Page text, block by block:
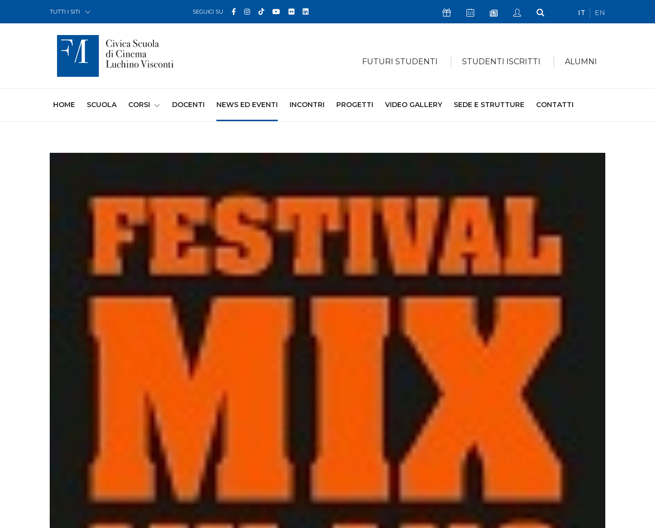
TUTTI I SITI SEGUICI SU Facebook
Instagram
TikTokYouTube
FlickrLinkedin Icona SostieniciIcona Calendario Eventi
Icona Newsletter
Icona My Civica
Icona Cerca
IT EN
FUTURI STUDENTI STUDENTI ISCRITTI ALUMNI
HOME (CURRENT)
SCUOLA CORSI DOCENTI NEWS ED EVENTI INCONTRI PROGETTI VIDEO GALLERY SEDE E STRUTTURE CONTATTI